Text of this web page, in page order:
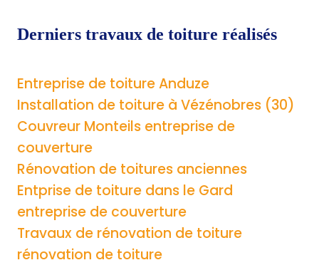
Derniers travaux de toiture réalisés
Entreprise de toiture Anduze
Installation de toiture à Vézénobres (30)
Couvreur Monteils entreprise de
couverture
Rénovation de toitures anciennes
Entprise de toiture dans le Gard
entreprise de couverture
Travaux de rénovation de toiture
rénovation de toiture